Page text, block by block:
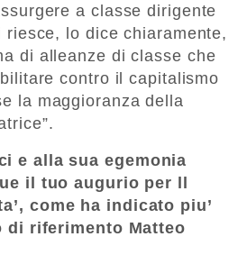
a classe dirigente
riesce, lo dice chiaramente,
di alleanze di classe che
contro il capitalismo
la maggioranza della
e alla sua egemonia
il tuo augurio per ll
come ha indicato piu’
riferimento Matteo